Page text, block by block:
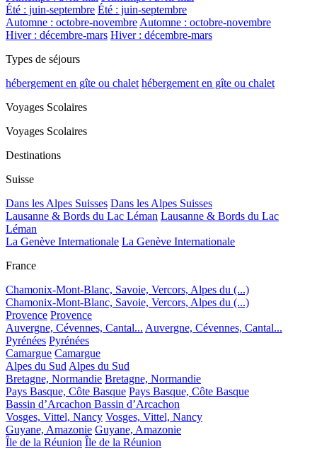
Été : juin-septembre Été : juin-septembre
Automne : octobre-novembre Automne : octobre-novembre
Hiver : décembre-mars Hiver : décembre-mars
Types de séjours
hébergement en gîte ou chalet hébergement en gîte ou chalet
Voyages Scolaires
Voyages Scolaires
Destinations
Suisse
Dans les Alpes Suisses Dans les Alpes Suisses
Lausanne & Bords du Lac Léman Lausanne & Bords du Lac
Léman
La Genève Internationale La Genève Internationale
France
Chamonix-Mont-Blanc, Savoie, Vercors, Alpes du (...)
Chamonix-Mont-Blanc, Savoie, Vercors, Alpes du (...)
Provence Provence
Auvergne, Cévennes, Cantal... Auvergne, Cévennes, Cantal...
Pyrénées Pyrénées
Camargue Camargue
Alpes du Sud Alpes du Sud
Bretagne, Normandie Bretagne, Normandie
Pays Basque, Côte Basque Pays Basque, Côte Basque
Bassin d’Arcachon Bassin d’Arcachon
Vosges, Vittel, Nancy Vosges, Vittel, Nancy
Guyane, Amazonie Guyane, Amazonie
Île de la Réunion Île de la Réunion